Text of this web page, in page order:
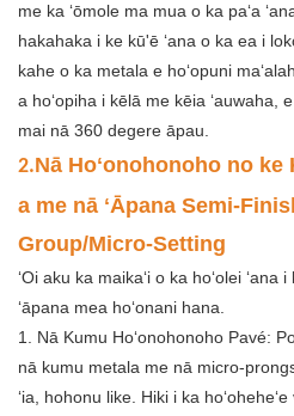
me ka ʻōmole ma mua o ka paʻa
hakahaka i ke kū'ē ʻana o ka ea i
kahe o ka metala e hoʻopuni
a hoʻopiha i kēlā me kēia ʻauwaha,
mai nā 360 degere āpau.
2.Nā Hoʻonohonoho no ke
a me nā ʻĀpana Semi-
Group/Micro-Setting
ʻOi aku ka maikaʻi o ka hoʻolei
ʻāpana mea hoʻonani hana.
1. Nā Kumu Hoʻonohonoho Pavé:
nā kumu metala me nā micro-prongs
ʻia, hohonu like. Hiki i ka